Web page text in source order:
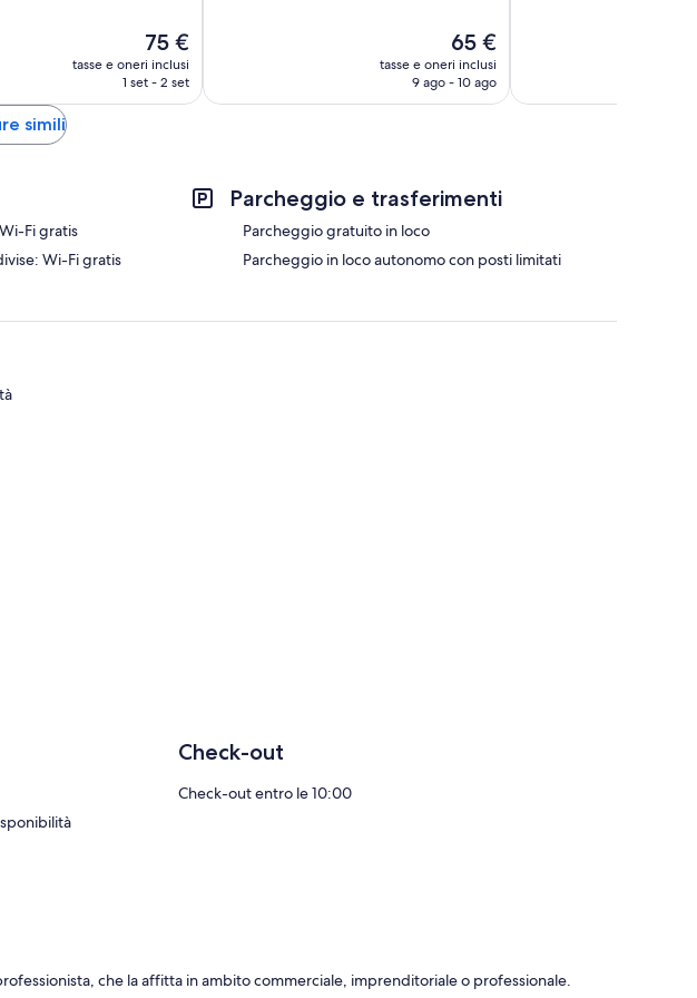
Il
prezzo
attuale
75 €
tasse e oneri inclusi
1 set - 2 set
Il
prezzo
attuale
65 €
tasse e oneri inclusi
9 ago - 10 ago
simili
Fi gratis
Wi-Fi gratis
Parcheggio e trasferimenti
Parcheggio gratuito in loco
Parcheggio in loco autonomo con posti limitati
Check-out
Check-out entro le 10:00
che la affitta in ambito commerciale, imprenditoriale o professionale.